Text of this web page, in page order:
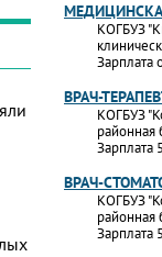
КОГБУЗ
Зарплата
ВРАЧ-
КОГБУЗ
районная
Зарплата
ВРАЧ-
КОГБУЗ
районная
Зарплата